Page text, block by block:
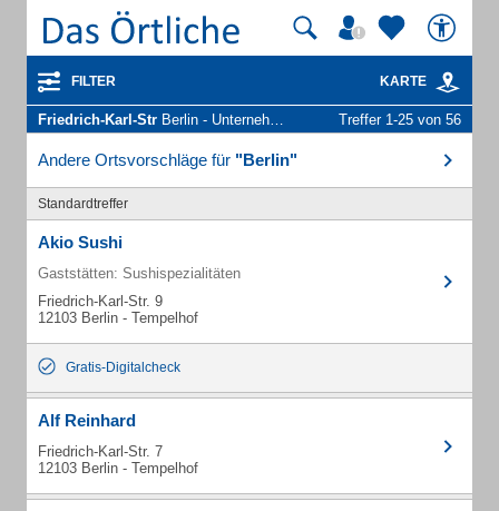
FILTER KARTE
Friedrich-Karl-Str Berlin - Unternehmen und Personen Treffer 1-25 von 56
Andere Ortsvorschläge für "Berlin"
Standardtreffer
Akio Sushi
Gaststätten: Sushispezialitäten
Friedrich-Karl-Str. 9
12103 Berlin - Tempelhof
Gratis-Digitalcheck
Alf Reinhard
Friedrich-Karl-Str. 7
12103 Berlin - Tempelhof